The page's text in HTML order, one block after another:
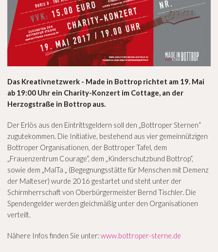
Das Kreativnetzwerk - Made in Bottrop richtet am 19. Mai
ab 19:00 Uhr ein Charity-Konzert im Cottage, an der
Herzogstraße in Bottrop aus.
Der Erlös aus den Eintrittsgeldern soll den „Bottroper Sternen“
zugutekommen. Die Initiative, bestehend aus vier gemeinnützigen
Bottroper Organisationen, der Bottroper Tafel, dem
„Frauenzentrum Courage“, dem „Kinderschutzbund Bottrop“,
sowie dem „MalTa „ (Begegnungsstätte für Menschen mit Demenz
der Malteser) wurde 2016 gestartet und steht unter der
Schirmherrschaft von Oberbürgermeister Bernd Tischler. Die
Spendengelder werden gleichmäßig unter den Organisationen
verteilt.
Nähere Infos finden Sie unter:www.bottroper-sterne.de